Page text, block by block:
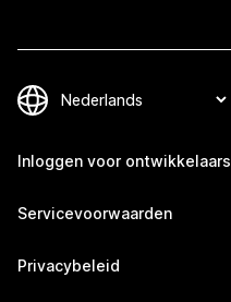
Inloggen voor ontwikkelaars
Servicevoorwaarden
Privacybeleid